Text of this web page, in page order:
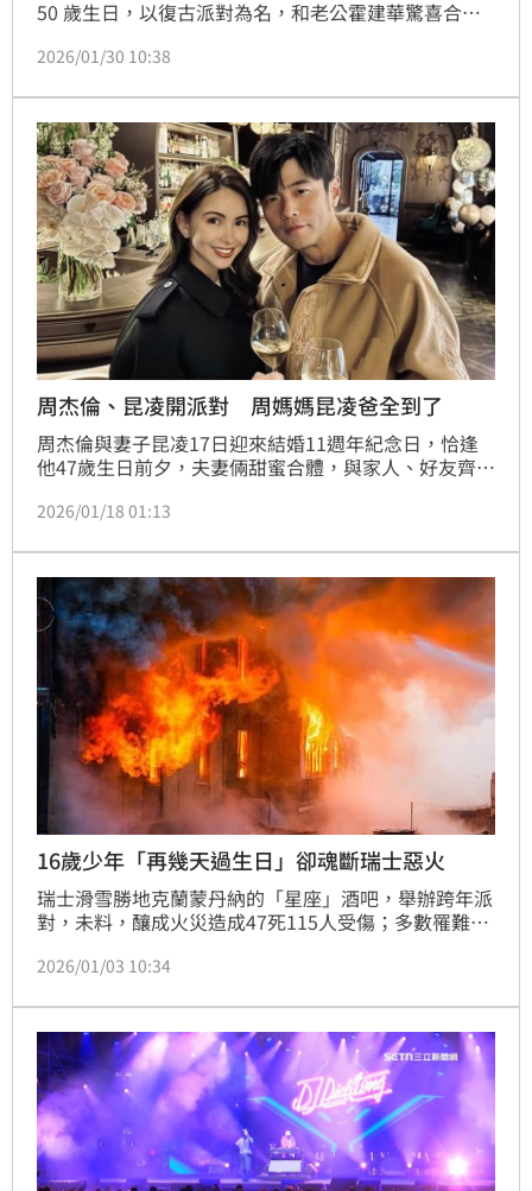
50 歲生日，以復古派對為名，和老公霍建華驚喜合體
場最自在、最篤定的模樣。林宜君
2026/01/30 10:38
周杰倫、昆凌開派對 周媽媽昆凌爸全到了
周杰倫與妻子昆凌17日迎來結婚11週年紀念日，恰逢
他47歲生日前夕，夫妻倆甜蜜合體，與家人、好友齊聚
2026/01/18 01:13
16歲少年「再幾天過生日」卻魂斷瑞士惡火
瑞士滑雪勝地克蘭蒙丹納的「星座」酒吧，舉辦跨年派
對，未料，釀成火災造成47死115人受傷；多數罹難者
確認首位死者身分為義大利高球新星埃馬努埃萊·加萊
他年僅16歲，且幾天後將過17歲生日，未料卻遇上場
火警罹難。
2026/01/03 10:34